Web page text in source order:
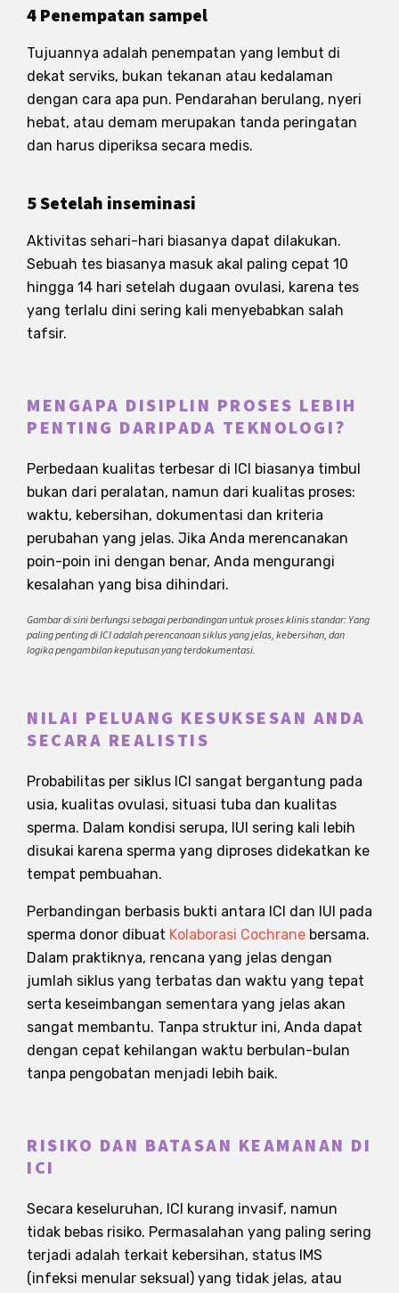
4 Penempatan sampel
Tujuannya adalah penempatan yang lembut di
dekat serviks, bukan tekanan atau kedalaman
dengan cara apa pun. Pendarahan berulang, nyeri
hebat, atau demam merupakan tanda peringatan
dan harus diperiksa secara medis.
5 Setelah inseminasi
Aktivitas sehari-hari biasanya dapat dilakukan.
Sebuah tes biasanya masuk akal paling cepat 10
hingga 14 hari setelah dugaan ovulasi, karena tes
yang terlalu dini sering kali menyebabkan salah
tafsir.
MENGAPA DISIPLIN PROSES LEBIH
PENTING DARIPADA TEKNOLOGI?
Perbedaan kualitas terbesar di ICI biasanya timbul
bukan dari peralatan, namun dari kualitas proses:
waktu, kebersihan, dokumentasi dan kriteria
perubahan yang jelas. Jika Anda merencanakan
poin-poin ini dengan benar, Anda mengurangi
kesalahan yang bisa dihindari.
Gambar di sini berfungsi sebagai perbandingan untuk proses klinis standar: Yang
paling penting di ICI adalah perencanaan siklus yang jelas, kebersihan, dan
logika pengambilan keputusan yang terdokumentasi.
NILAI PELUANG KESUKSESAN ANDA
SECARA REALISTIS
Probabilitas per siklus ICI sangat bergantung pada
usia, kualitas ovulasi, situasi tuba dan kualitas
sperma. Dalam kondisi serupa, IUI sering kali lebih
disukai karena sperma yang diproses didekatkan ke
tempat pembuahan.
Perbandingan berbasis bukti antara ICI dan IUI pada
sperma donor dibuat Kolaborasi Cochrane bersama.
Dalam praktiknya, rencana yang jelas dengan
jumlah siklus yang terbatas dan waktu yang tepat
serta keseimbangan sementara yang jelas akan
sangat membantu. Tanpa struktur ini, Anda dapat
dengan cepat kehilangan waktu berbulan-bulan
tanpa pengobatan menjadi lebih baik.
RISIKO DAN BATASAN KEAMANAN DI
ICI
Secara keseluruhan, ICI kurang invasif, namun
tidak bebas risiko. Permasalahan yang paling sering
terjadi adalah terkait kebersihan, status IMS
(infeksi menular seksual) yang tidak jelas, atau